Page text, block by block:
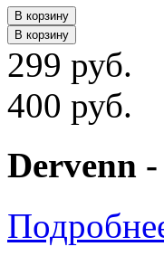
В корзину
В корзину
299 руб.
400 руб.
Dervenn